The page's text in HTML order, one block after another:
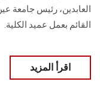
العابدين، رئيس جامعة
القائم بعمل عميد الكلية.
اقرأ المزيد